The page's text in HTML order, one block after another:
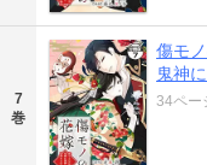
7
巻
傷モ
鬼神
34ペー